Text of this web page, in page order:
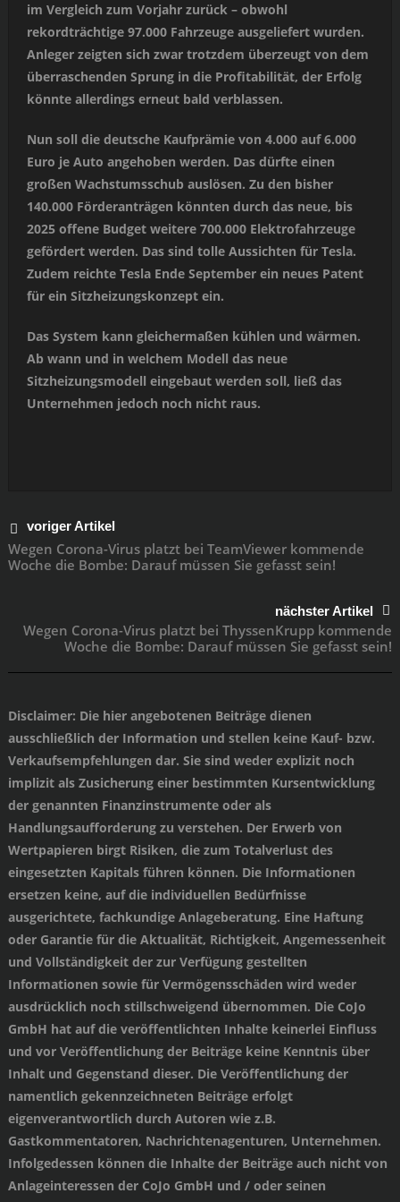
im Vergleich zum Vorjahr zurück – obwohl
rekordträchtige 97.000 Fahrzeuge ausgeliefert wurden.
Anleger zeigten sich zwar trotzdem überzeugt von dem
überraschenden Sprung in die Profitabilität, der Erfolg
könnte allerdings erneut bald verblassen.
Nun soll die deutsche Kaufprämie von 4.000 auf 6.000
Euro je Auto angehoben werden. Das dürfte einen
großen Wachstumsschub auslösen. Zu den bisher
140.000 Förderanträgen könnten durch das neue, bis
2025 offene Budget weitere 700.000 Elektrofahrzeuge
gefördert werden. Das sind tolle Aussichten für Tesla.
Zudem reichte Tesla Ende September ein neues Patent
für ein Sitzheizungskonzept ein.
Das System kann gleichermaßen kühlen und wärmen.
Ab wann und in welchem Modell das neue
Sitzheizungsmodell eingebaut werden soll, ließ das
Unternehmen jedoch noch nicht raus.
voriger Artikel
Wegen Corona-Virus platzt bei TeamViewer kommende
Woche die Bombe: Darauf müssen Sie gefasst sein!
nächster Artikel
Wegen Corona-Virus platzt bei ThyssenKrupp kommende
Woche die Bombe: Darauf müssen Sie gefasst sein!
Disclaimer: Die hier angebotenen Beiträge dienen
ausschließlich der Information und stellen keine Kauf- bzw.
Verkaufsempfehlungen dar. Sie sind weder explizit noch
implizit als Zusicherung einer bestimmten Kursentwicklung
der genannten Finanzinstrumente oder als
Handlungsaufforderung zu verstehen. Der Erwerb von
Wertpapieren birgt Risiken, die zum Totalverlust des
eingesetzten Kapitals führen können. Die Informationen
ersetzen keine, auf die individuellen Bedürfnisse
ausgerichtete, fachkundige Anlageberatung. Eine Haftung
oder Garantie für die Aktualität, Richtigkeit, Angemessenheit
und Vollständigkeit der zur Verfügung gestellten
Informationen sowie für Vermögensschäden wird weder
ausdrücklich noch stillschweigend übernommen. Die CoJo
GmbH hat auf die veröffentlichten Inhalte keinerlei Einfluss
und vor Veröffentlichung der Beiträge keine Kenntnis über
Inhalt und Gegenstand dieser. Die Veröffentlichung der
namentlich gekennzeichneten Beiträge erfolgt
eigenverantwortlich durch Autoren wie z.B.
Gastkommentatoren, Nachrichtenagenturen, Unternehmen.
Infolgedessen können die Inhalte der Beiträge auch nicht von
Anlageinteressen der CoJo GmbH und / oder seinen